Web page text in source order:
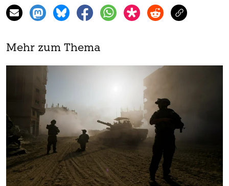
Mehr zum Thema